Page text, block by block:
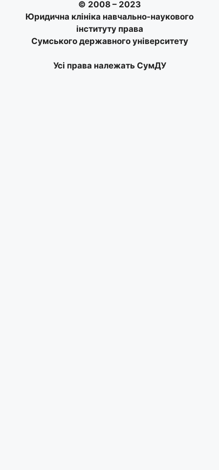
© 2008 – 2023
Юридична клініка навчально-наукового
інституту права
Сумського державного університету
Усі права належать СумДУ